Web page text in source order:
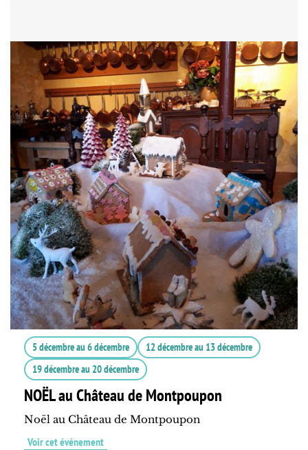
5 décembreau6 décembre 12 décembreau 13 décembre
19 décembreau 20 décembre
NOËL au Château de Montpoupon
Noël au Château de Montpoupon
Voir cet événement